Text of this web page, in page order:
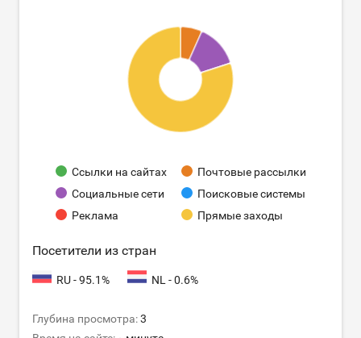
Ссылки на сайтах
Почтовые рассылки
Социальные сети
Поисковые системы
Реклама
Прямые заходы
Посетители из стран
RU - 95.1% NL - 0.6%
Глубина просмотра:3